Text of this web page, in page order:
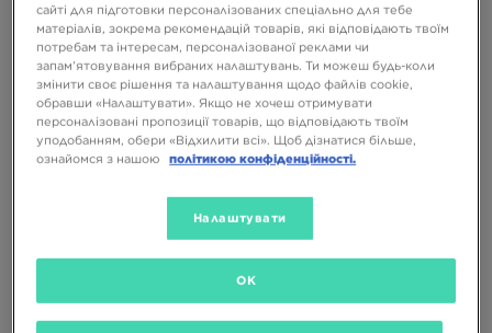
LACOSTE КОФТА НА БЛИСКАВЦІ
SWEATSHIRT
5599 ГРН
LACOSTE ФУТБОЛКА ФУТБОЛКА
3199 ГРН
сайті для підготовки персоналізованих спеціально для тебе
матеріалів, зокрема рекомендацій товарів, які відповідають твоїм
потребам та інтересам, персоналізованої реклами чи
запам’ятовування вибраних налаштувань. Ти можеш будь-коли
змінити своє рішення та налаштування щодо файлів cookie,
обравши «Налаштувати». Якщо не хочеш отримувати
персоналізовані пропозиції товарів, що відповідають твоїм
уподобанням, обери «Відхилити всі». Щоб дізнатися більше,
ознайомся з нашою
політикою конфіденційності.
Налаштувати
OK